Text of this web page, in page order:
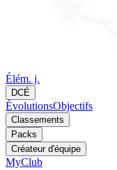
Élém. j.
DCÉ
ÉvolutionsObjectifs
Classements
Packs
Créateur d'équipe
MyClub